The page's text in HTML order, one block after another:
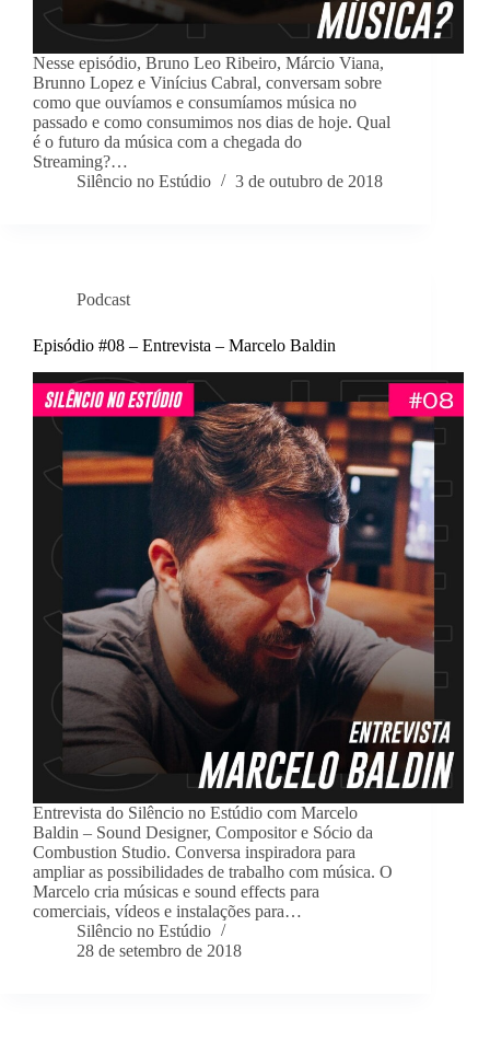
Nesse episódio, Bruno Leo Ribeiro, Márcio Viana,
Brunno Lopez e Vinícius Cabral, conversam sobre
como que ouvíamos e consumíamos música no
passado e como consumimos nos dias de hoje. Qual
é o futuro da música com a chegada do
Streaming?…
Silêncio no Estúdio
3 de outubro de 2018
Podcast
Episódio #08 – Entrevista – Marcelo Baldin
Entrevista do Silêncio no Estúdio com Marcelo
Baldin – Sound Designer, Compositor e Sócio da
Combustion Studio. Conversa inspiradora para
ampliar as possibilidades de trabalho com música. O
Marcelo cria músicas e sound effects para
comerciais, vídeos e instalações para…
Silêncio no Estúdio
28 de setembro de 2018